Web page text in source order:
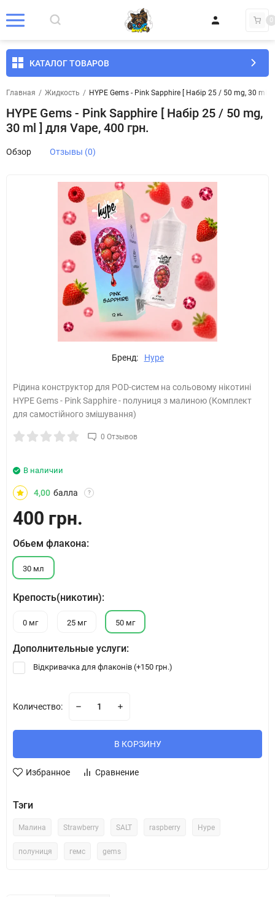
0
КАТАЛОГ ТОВАРОВ
Главная / Жидкость / HYPE Gems - Pink Sapphire [ Набір 25 / 50 mg, 30 ml ]
HYPE Gems - Pink Sapphire [ Набір 25 / 50 mg,
30 ml ] для Vape, 400 грн.
Обзор Отзывы (0)
Бренд: Hype
Рідина конструктор для POD-систем на сольовому нікотині
HYPE Gems - Pink Sapphire - полуниця з малиною (Комплект
для самостійного змішування)
0 Отзывов
В наличии
4,00 балла ?
400 грн.
Обьем флакона:
30 мл
Крепость(никотин):
0 мг 25 мг 50 мг
Дополнительные услуги:
Відкривачка для флаконів (+150 грн.)
Количество:
В КОРЗИНУ
Избранное Сравнение
Тэги
Малина Strawberry SALT raspberry Hype
полуниця гемс gems